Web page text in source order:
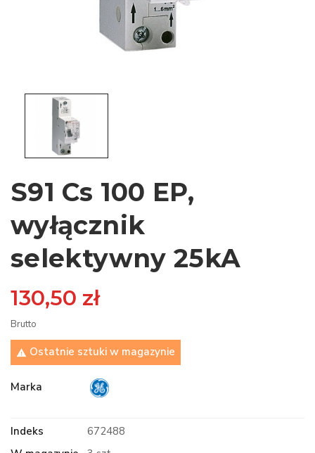
S91 Cs 100 EP,
wyłącznik
selektywny 25kA
130,50 zł
Brutto
 Ostatnie sztuki w magazynie
Marka
Indeks
672488